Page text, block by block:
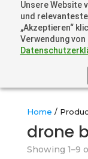
Unsere Website
und
„Akzeptieren“
Verwendung
+41
Home /
drone
Showing 1–9